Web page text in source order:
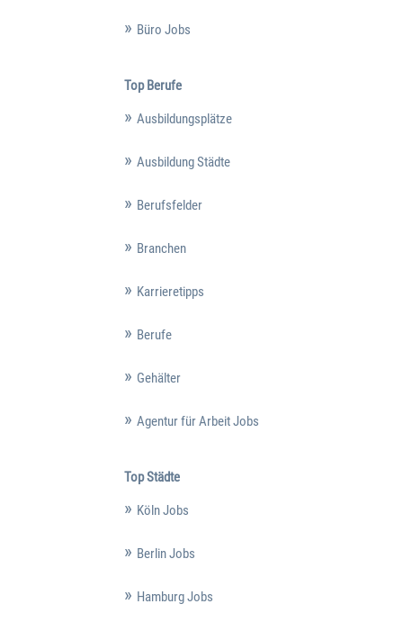
Büro Jobs
Top Berufe
Ausbildungsplätze
Ausbildung Städte
Berufsfelder
Branchen
Karrieretipps
Berufe
Gehälter
Agentur für Arbeit Jobs
Top Städte
Köln Jobs
Berlin Jobs
Hamburg Jobs